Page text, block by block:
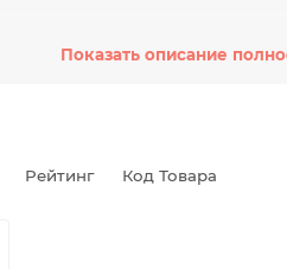
приложения или облачные
интерфейсы связи, такие
Показать описание
Рейтинг Код Товара